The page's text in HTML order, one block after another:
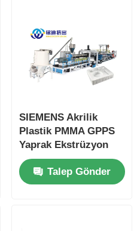
SIEMENS Akrilik
Plastik PMMA GPPS
Yaprak Ekstrüzyon
Hattı Optik Şeffaf
Yaprak Ekstrüzörü
Talep Gönder